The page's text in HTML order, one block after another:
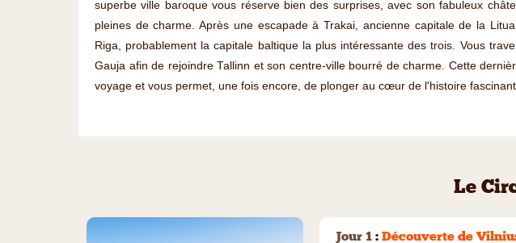
superbe ville baroque vous réserve bien des surprises, avec son fabuleux
pleines de charme. Après une escapade à Trakai, ancienne capitale de la
Riga, probablement la capitale baltique la plus intéressante des trois. Vous
Gauja afin de rejoindre Tallinn et son centre-ville bourré de charme. Cette
voyage et vous permet, une fois encore, de plonger au cœur de l'histoire
Le
Jour 1: Découverte de